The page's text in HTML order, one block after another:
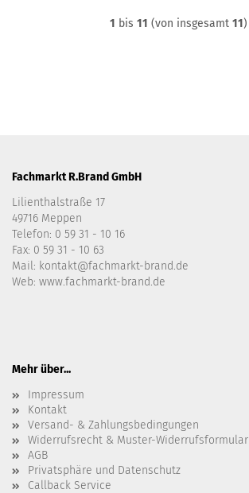
1 bis 11 (von insgesamt 11)
Fachmarkt R.Brand GmbH
Lilienthalstraße 17
49716 Meppen
Telefon: 0 59 31 - 10 16
Fax: 0 59 31 - 10 63
Mail: kontakt@fachmarkt-brand.de
Web: www.fachmarkt-brand.de
Mehr über...
Impressum
Kontakt
Versand- & Zahlungsbedingungen
Widerrufsrecht & Muster-Widerrufsformular
AGB
Privatsphäre und Datenschutz
Callback Service